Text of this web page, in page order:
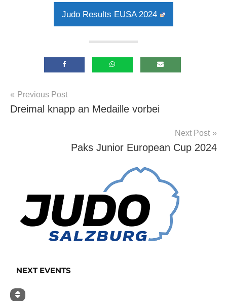
Judo Results EUSA 2024
Allgemein
Beitragsnavigation
Previous Post
Dreimal knapp an Medaille vorbei
Next Post
Paks Junior European Cup 2024
NEXT EVENTS